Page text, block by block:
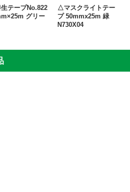
テープNo.822
グリー
△マスクライトテー
プ 50mmx25m 緑
N730X04